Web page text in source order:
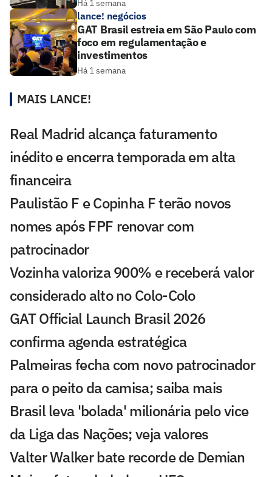
Há 1 semana
lance! negócios
GAT Brasil estreia em São Paulo com
foco em regulamentação e
investimentos
Há 1 semana
MAIS LANCE!
Real Madrid alcança faturamento
inédito e encerra temporada em alta
financeira
Paulistão F e Copinha F terão novos
nomes após FPF renovar com
patrocinador
Vozinha valoriza 900% e receberá valor
considerado alto no Colo-Colo
GAT Official Launch Brasil 2026
confirma agenda estratégica
Palmeiras fecha com novo patrocinador
para o peito da camisa; saiba mais
Brasil leva 'bolada' milionária pelo vice
da Liga das Nações; veja valores
Valter Walker bate recorde de Demian